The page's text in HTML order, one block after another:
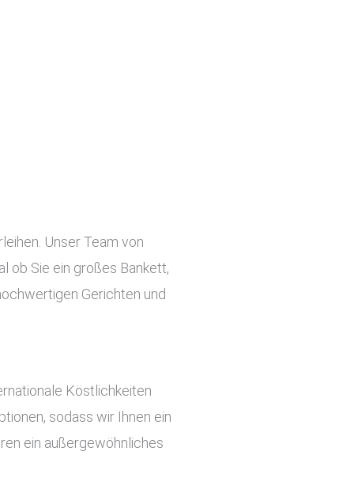
Unser Team von
ob Sie ein großes Bankett,
Gerichten und
Köstlichkeiten
sodass wir Ihnen ein
ein außergewöhnliches